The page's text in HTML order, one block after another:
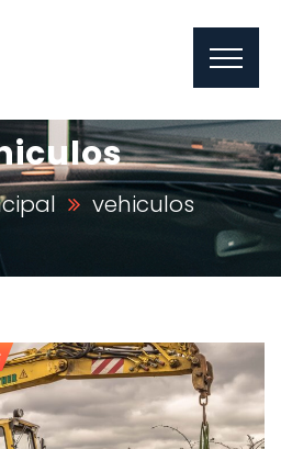
vehiculos